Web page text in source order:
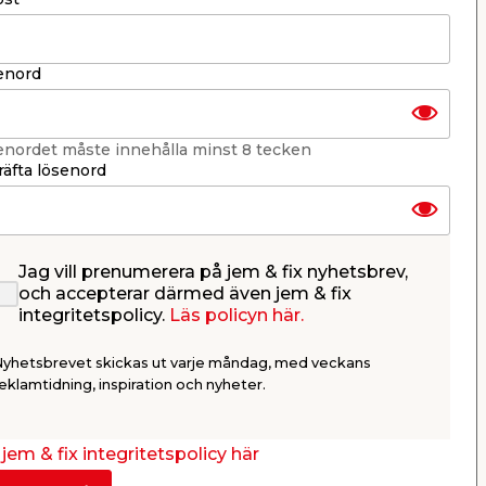
inomhus- och utomhusbruk och gör
i trädgård eller kruka samt
tillväxt, medan andra passar bättre för
ofta jämn tillväxt och stabila
experimentera utan att det kostar
till låg kostnad. Med rätt
Läs mer om Trygg e-handel här.
måste innehålla minst 8 tecken
lösenord
Jag vill prenumerera på jem & fix nyhetsbrev,
och accepterar därmed även jem & fix
integritetspolicy. Läs policyn här.
skickas ut varje måndag, med veckans
inspiration och nyheter.
jem & fix integritetspolicy här